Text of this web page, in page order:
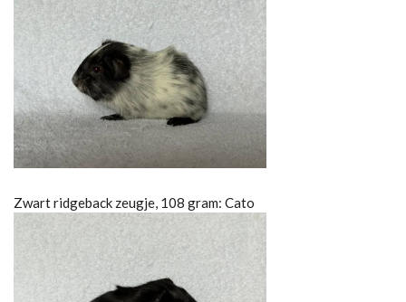
Zwart ridgeback zeugje, 108 gram: Cato